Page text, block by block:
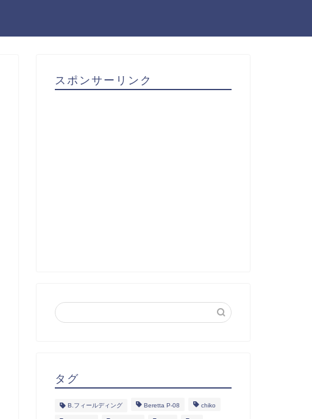
スポンサーリンク
タグ
B.フィールディング Beretta P-08 chiko